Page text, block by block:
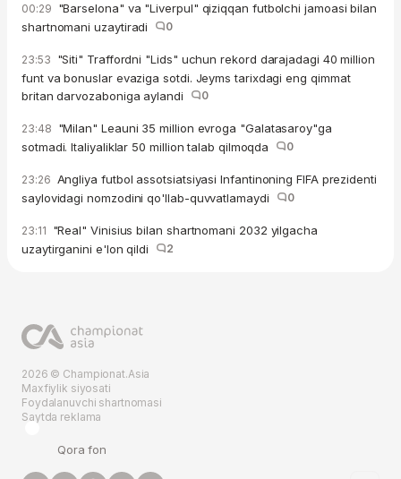
00:29 "Barselona" va "Liverpul" qiziqqan futbolchi jamoasi bilan
shartnomani uzaytiradi
0
23:53 "Siti" Traffordni "Lids" uchun rekord darajadagi 40 million
funt va bonuslar evaziga sotdi. Jeyms tarixdagi eng qimmat
britan darvozaboniga aylandi
0
23:48 "Milan" Leauni 35 million evroga "Galatasaroy"ga
sotmadi. Italiyaliklar 50 million talab qilmoqda
0
23:26 Angliya futbol assotsiatsiyasi Infantinoning FIFA prezidenti
saylovidagi nomzodini qo'llab-quvvatlamaydi
0
23:11 "Real" Vinisius bilan shartnomani 2032 yilgacha
uzaytirganini e'lon qildi
2
2026 © Championat.Asia
Maxfiylik siyosati
Foydalanuvchi shartnomasi
Saytda reklama
Qora fon